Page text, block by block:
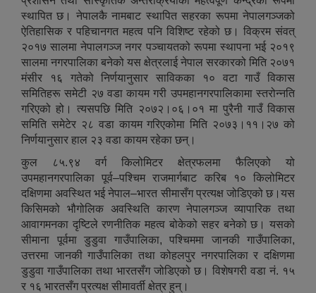
स्थापित छ। नेपालकै नामबाट स्थापित सहरका रूपमा नेपालगञ्जको
ऐतिहासिक र पहिचानगत महत्व पनि विशिष्ट रहेको छ। विक्रम संवत्
२०१७ सालमा नेपालगञ्ज नगर पञ्‍चायतको रूपमा स्थापना भई २०१९
सालमा नगरपालिका बनेको यस क्षेत्रलाई नेपाल सरकारको मिति २०७१
मंसीर १६ गतेको निर्णयानुसार साविकका १० वटा गाउँ विकास
समितिहरू समेटी २७ वडा कायम गरी उपमहानगरपालिकामा स्तरोन्‍नति
गरिएको हो। त्यसपछि मिति २०७२।०६।०१ मा पुरैनी गाउँ विकास
समिति समेटेर २८ वडा कायम गरिएकोमा मिति २०७३।११।२७ को
निर्णयानुसार हाल २३ वडा कायम रहेका छन्।
कुल ८५.९४ वर्ग किलोमिटर क्षेत्रफलमा फैलिएको यो
उपमहानगरपालिका पूर्व–पश्चिम राजमार्गबाट करिब १० किलोमिटर
दक्षिणमा अवस्थित भई नेपाल–भारत सीमासँग प्रत्यक्ष जोडिएको छ।यस
किसिमको भौगोलिक अवस्थिति कारण नेपालगञ्ज व्यापारिक तथा
आवागमनका दृष्टिले रणनीतिक महत्व बोकेको सहर बनेको छ। यसको
सीमाना पूर्वमा डुडुवा गाउँपालिका, पश्‍चिममा जानकी गाउँपालिका,
उत्तरमा जानकी गाउँपालिका तथा कोहलपुर नगरपालिका र दक्षिणमा
डुडुवा गाउँपालिका तथा भारतसँग जोडिएको छ। विशेषगरी वडा नं. १५
र १६ भारतसँग प्रत्यक्ष सीमावर्ती क्षेत्र हुन्।